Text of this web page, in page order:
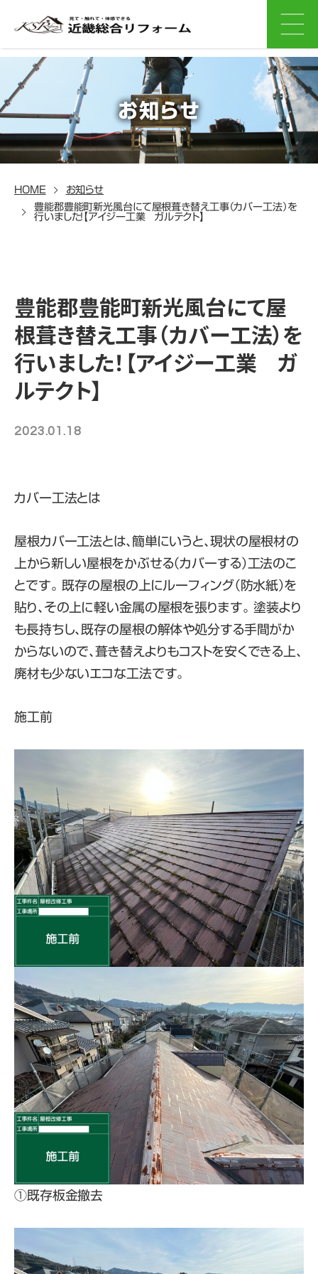
お知らせ
HOME
お知らせ
豊能郡豊能町新光風台にて屋根葺き替え工事（カバー工法）を
行いました！【アイジー工業 ガルテクト】
豊能郡豊能町新光風台にて屋
根葺き替え工事（カバー工法）を
行いました！【アイジー工業 ガ
ルテクト】
2023.01.18
カバー工法とは
屋根カバー工法とは、簡単にいうと、 現状の屋根材の
上から新しい屋根をかぶせる（カバーする）工法のこ
とです。 既存の屋根の上にルーフィング（防水紙）を
貼り、その上に軽い金属の屋根を張ります。 塗装より
も長持ちし、既存の屋根の解体や処分する手間がか
からないので、葺き替えよりもコストを安くできる上、
廃材も少ないエコな工法です。
施工前
①既存板金撤去